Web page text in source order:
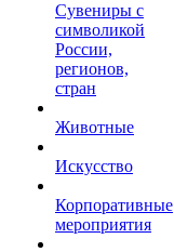
Сувениры с
символикой
России,
регионов,
стран
Животные
Искусство
Корпоративные
мероприятия